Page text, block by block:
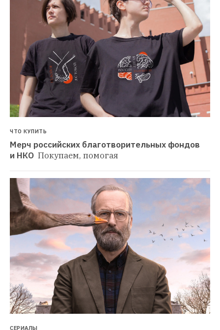
ЧТО КУПИТЬ
Мерч российских благотворительных фондов
и НКО Покупаем, помогая
СЕРИАЛЫ